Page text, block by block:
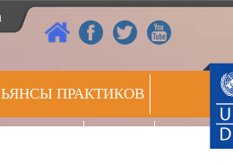
ПРАКТИКОВ